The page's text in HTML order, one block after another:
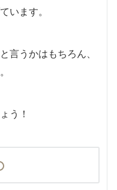
います。
言うかはもちろん、
う！